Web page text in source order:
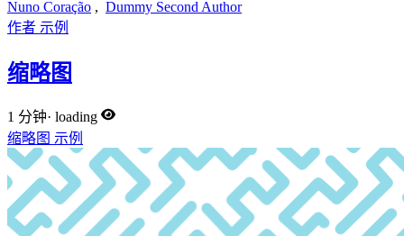
Nuno Coração , Dummy Second Author
作者 示例
缩略图
1 分钟· loading
缩略图 示例